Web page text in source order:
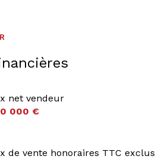
net vendeur
000 €
de vente honoraires TTC exclus